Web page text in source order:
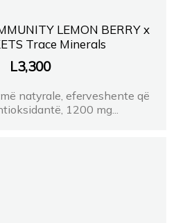
LEMON BERRY x
Trace Minerals
L3,300
natyrale, eferveshente që
1200 mg...